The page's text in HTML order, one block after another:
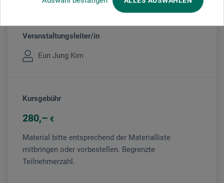
Veranstaltungsleiter/in
Eun Jung Kim
Kursgebühr
280 €
Material bitte entsprechend der Materialliste
mitbringen oder vorbestellen. Begrenzte
Teilnehmerzahl.